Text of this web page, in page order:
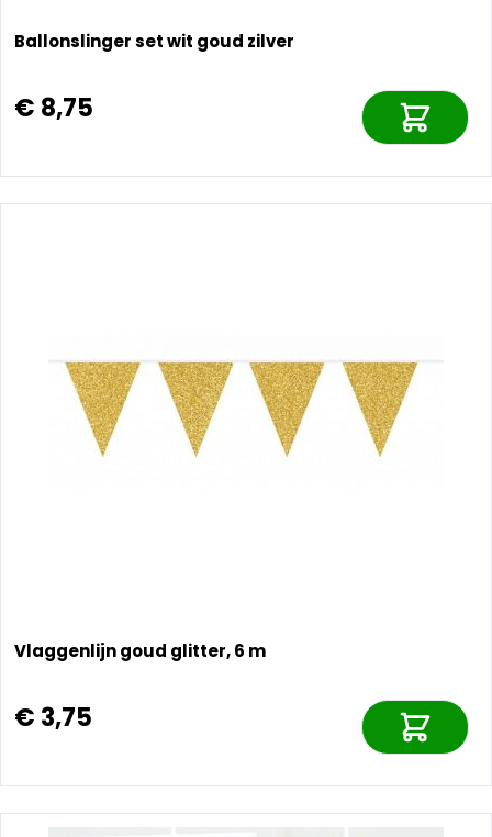
Ballonslinger set wit goud zilver
€ 8,75
Vlaggenlijn goud glitter, 6 m
€ 3,75